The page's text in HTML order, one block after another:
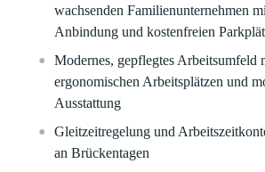
wachsenden Familienunternehmen
Anbindung und kostenfreien
Modernes, gepflegtes Arbeitsumfeld
ergonomischen Arbeitsplätzen und
Ausstattung
Gleitzeitregelung und
an Brückentagen